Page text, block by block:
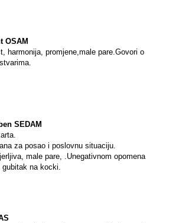
OSAM
harmonija, promjene,male pare.Govori o
SEDAM
za posao i poslovnu situaciju.
male pare, .Unegativnom opomena
na kocki.